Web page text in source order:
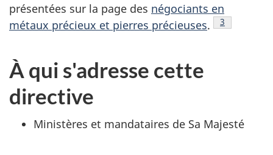
présentées sur la page des négociants en
métaux précieux et pierres précieuses. Note de bas
3
À qui s'adresse cette
directive
Ministères et mandataires de Sa Majesté